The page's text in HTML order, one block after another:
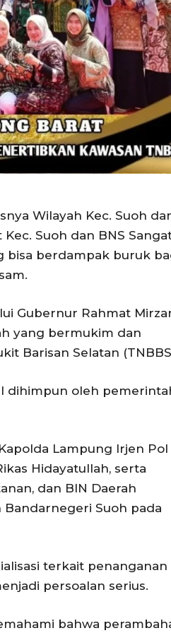
Wilayah Kec. Suoh
Suoh dan BNS
bisa berdampak buruk
Gubernur Rahmat
yang bermukim dan
Barisan Selatan
dihimpun oleh
Lampung Irjen Pol
Hidayatullah, serta
dan BIN Daerah
Suoh pada
terkait penanganan
persoalan serius.
bahwa